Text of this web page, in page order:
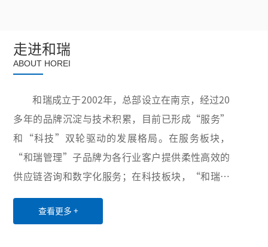
走进和瑞
ABOUT HOREI
和瑞成立于2002年，总部设立在南京，经过20
多年的品牌沉淀与技术积累，目前已形成“服务”
和“科技”双轮驱动的发展格局。在服务板块，
“和瑞管理”子品牌为各行业客户提供柔性高效的
供应链咨询和数字化服务；在科技板块，“和瑞智
业互联网三大领域，致力于为世界各地用户提供创
查看更多 +